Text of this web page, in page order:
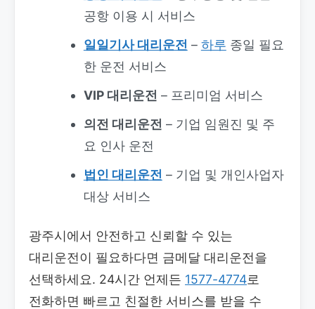
공항 이용 시 서비스
일일기사 대리운전 – 하루 종일 필요
한 운전 서비스
VIP 대리운전 – 프리미엄 서비스
의전 대리운전 – 기업 임원진 및 주
요 인사 운전
법인 대리운전 – 기업 및 개인사업자
대상 서비스
광주시에서 안전하고 신뢰할 수 있는
대리운전이 필요하다면 금메달 대리운전을
선택하세요. 24시간 언제든 1577-4774로
전화하면 빠르고 친절한 서비스를 받을 수